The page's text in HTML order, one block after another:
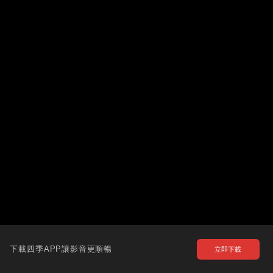
下載四季APP讓影音更順暢 立即下載